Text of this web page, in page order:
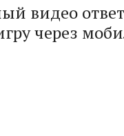
видео
через